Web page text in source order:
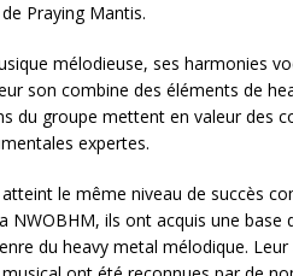
Praying Mantis.
mélodieuse, ses harmonies
son combine des éléments de
du groupe mettent en valeur des
expertes.
le même niveau de succès
NWOBHM, ils ont acquis une base
du heavy metal mélodique.